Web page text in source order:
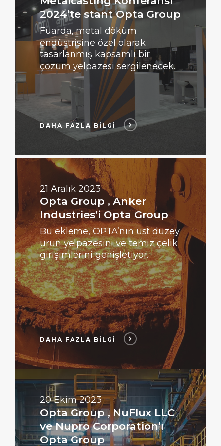
2024’te stant Opta Group
Fuarda, metal döküm
endüstrisine özel olarak
tasarlanmış kapsamlı bir
çözüm yelpazesi sergilenecek.
DAHA FAZLA BİLGİ
21 Aralık 2023
Opta Group , Anker
Industries’i Opta Group
Bu ekleme, OPTA’nın üst düzey
ürün yelpazesini ve temiz çelik
girişimlerini genişletiyor.
DAHA FAZLA BİLGİ
DAHA
FAZLA
BİLGİ
20 Ekim 2023
Opta Group , NuFlux LLC
ve Nupro Corporation’ı
Opta Group
FAZLA